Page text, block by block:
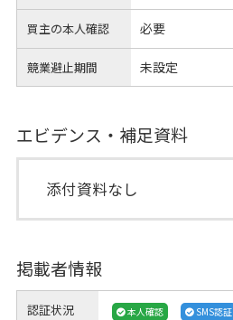
買主の本人確認 必要
競業避止期間 未設定
エビデンス・補足資料
添付資料なし
掲載者情報
認証状況 本人確認
SMS認証